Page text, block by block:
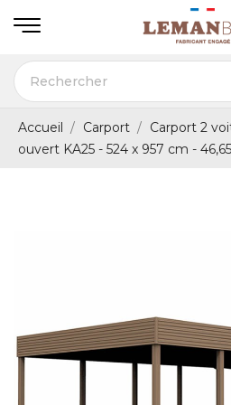
Accueil Carport
Carport 2
ouvert KA25 - 524 x 957 cm -